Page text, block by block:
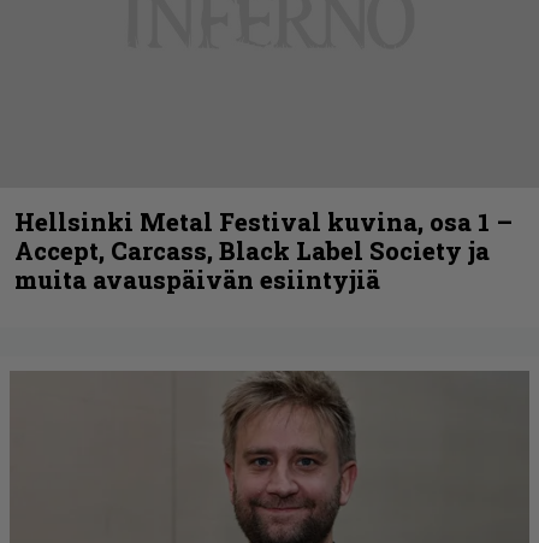
Hellsinki Metal Festival kuvina, osa 1 –
Accept, Carcass, Black Label Society ja
muita avauspäivän esiintyjiä